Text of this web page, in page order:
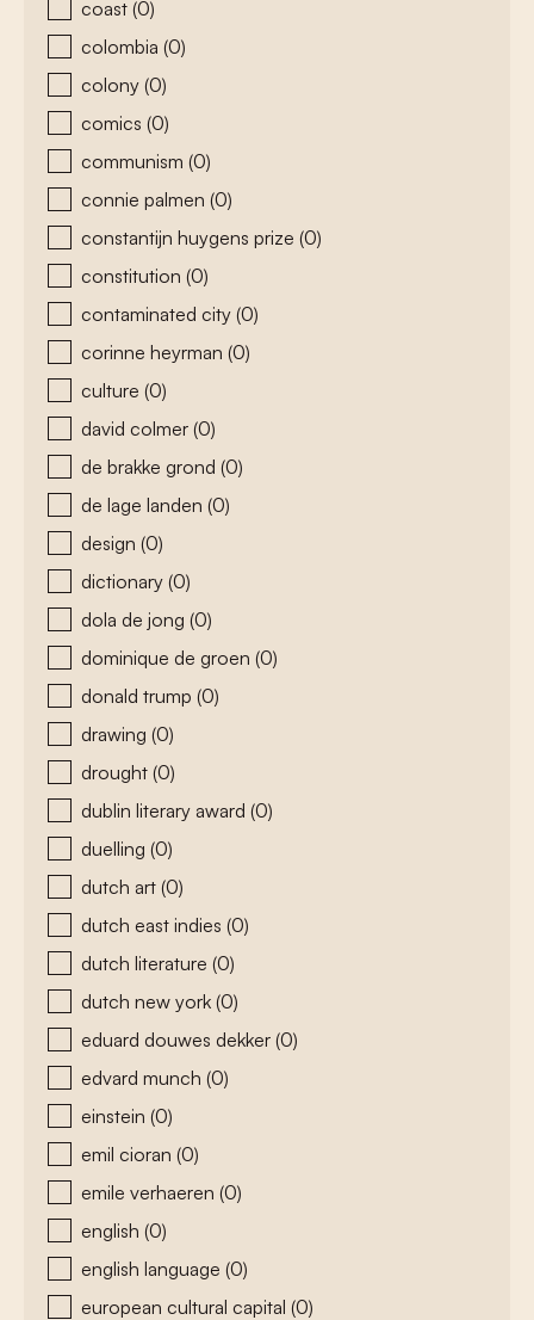
coast (0)
colombia (0)
colony (0)
comics (0)
communism (0)
connie palmen (0)
constantijn huygens prize (0)
constitution (0)
contaminated city (0)
corinne heyrman (0)
culture (0)
david colmer (0)
de brakke grond (0)
de lage landen (0)
design (0)
dictionary (0)
dola de jong (0)
dominique de groen (0)
donald trump (0)
drawing (0)
drought (0)
dublin literary award (0)
duelling (0)
dutch art (0)
dutch east indies (0)
dutch literature (0)
dutch new york (0)
eduard douwes dekker (0)
edvard munch (0)
einstein (0)
emil cioran (0)
emile verhaeren (0)
english (0)
english language (0)
european cultural capital (0)